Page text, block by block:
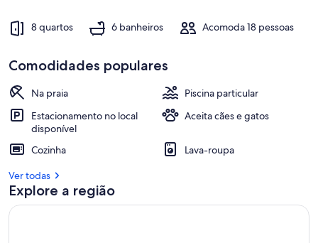
8 quartos 6 banheiros Acomoda 18 pessoas
Comodidades populares
Na praia
Piscina particular
Estacionamento no local
disponível
Aceita cães e gatos
Cozinha
Lava-roupa
Ver todas
Explore a região